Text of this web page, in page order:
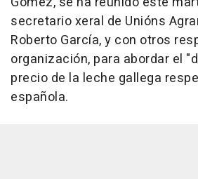
secretario xeral de Unións
Roberto García, y con otros
organización, para abordar el
precio de la leche gallega
española.